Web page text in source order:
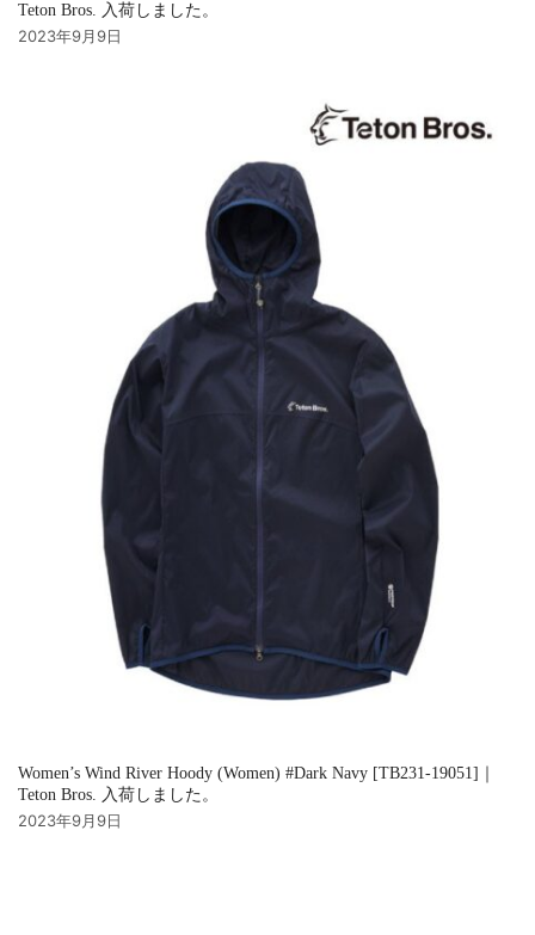
Teton Bros. 入荷しました。
2023年9月9日
Women’s Wind River Hoody (Women) #Dark Navy [TB231-19051]｜
Teton Bros. 入荷しました。
2023年9月9日